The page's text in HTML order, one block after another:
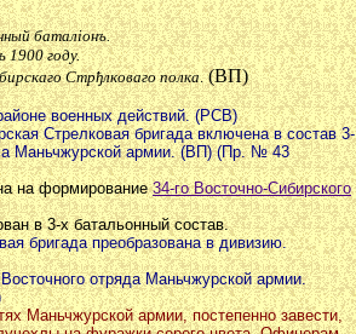
баталiонъ.
году.
Стрђлковаго полка.(ВП)
военных действий. (РСВ)
Стрелковая бригада включена в состав 3-
Маньчжурской армии. (ВП) (Пр. № 43
на формирование34-го Восточно-Сибирского
в 3-х батальонный состав.
бригада преобразована в дивизию.
отряда Маньчжурской армии.
Маньчжурской армии, постепенно завести,